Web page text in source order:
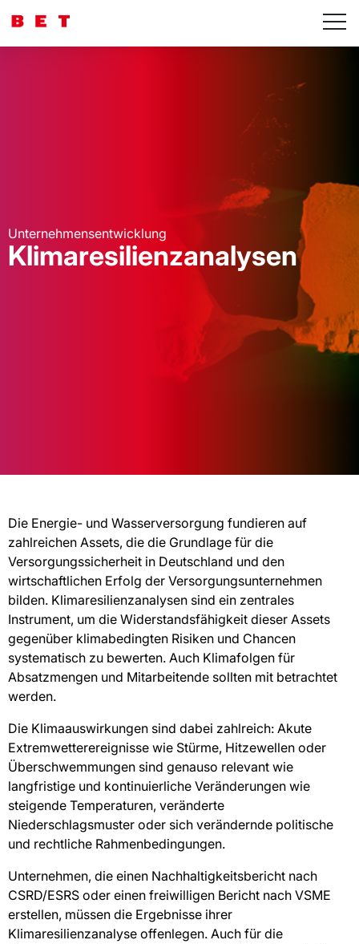
Unternehmensentwicklung
Klimaresilienzanalysen
Die Energie- und Wasserversorgung fundieren auf
zahlreichen Assets, die die Grundlage für die
Versorgungssicherheit in Deutschland und den
wirtschaftlichen Erfolg der Versorgungsunternehmen
bilden. Klimaresilienzanalysen sind ein zentrales
Instrument, um die Widerstandsfähigkeit dieser Assets
gegenüber klimabedingten Risiken und Chancen
systematisch zu bewerten. Auch Klimafolgen für
Absatzmengen und Mitarbeitende sollten mit betrachtet
werden.
Die Klimaauswirkungen sind dabei zahlreich: Akute
Extremwetterereignisse wie Stürme, Hitzewellen oder
Überschwemmungen sind genauso relevant wie
langfristige und kontinuierliche Veränderungen wie
steigende Temperaturen, veränderte
Niederschlagsmuster oder sich verändernde politische
und rechtliche Rahmenbedingungen.
Unternehmen, die einen Nachhaltigkeitsbericht nach
CSRD/ESRS oder einen freiwilligen Bericht nach VSME
erstellen, müssen die Ergebnisse ihrer
Klimaresilienzanalyse offenlegen. Auch für die